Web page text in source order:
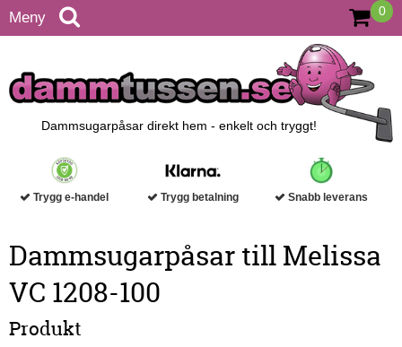
Meny 0
Dammsugarpåsar direkt hem - enkelt och tryggt!
Trygg e-handel Trygg betalning Snabb leverans
Dammsugarpåsar till Melissa
VC 1208-100
Produkt